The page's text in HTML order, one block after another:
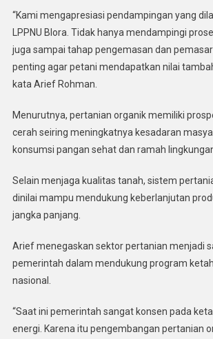
“Kami mengapresiasi pendampingan yang
LPPNU Blora. Tidak hanya mendampingi
juga sampai tahap pengemasan dan
penting agar petani mendapatkan nilai
kata Arief Rohman.
Menurutnya, pertanian organik memiliki
cerah seiring meningkatnya kesadaran
konsumsi pangan sehat dan ramah
Selain menjaga kualitas tanah, sistem
dinilai mampu mendukung keberlanjutan
jangka panjang.
Arief menegaskan sektor pertanian menjadi
pemerintah dalam mendukung program
nasional.
“Saat ini pemerintah sangat konsen pada
energi. Karena itu pengembangan pertanian